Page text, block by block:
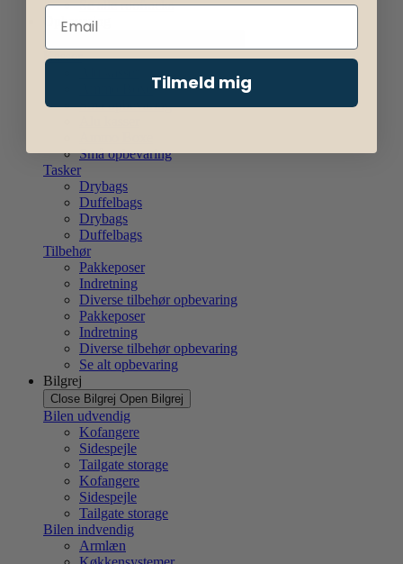
Se alle roofracks
Opbevaring
Kasser
Små opbevaring
Små opbevaring
Tasker
Drybags
Duffelbags
Drybags
Duffelbags
Tilbehør
Pakkeposer
Indretning
Diverse tilbehør opbevaring
Pakkeposer
Indretning
Diverse tilbehør opbevaring
Se alt opbevaring
Bilgrej
Close Bilgrej Open Bilgrej
Bilen udvendig
Kofangere
Sidespejle
Tailgate storage
Kofangere
Sidespejle
Tailgate storage
Bilen indvendig
Armlæn
Tilmeld mig